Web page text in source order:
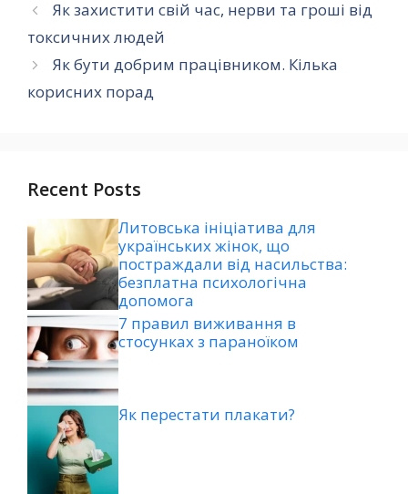
Як захистити свій час, нерви та гроші від
токсичних людей
Як бути добрим працівником. Кілька
корисних порад
Recent Posts
Литовська ініціатива для
українських жінок, що
постраждали від насильства:
безплатна психологічна
допомога
7 правил виживання в
стосунках з параноїком
Як перестати плакати?